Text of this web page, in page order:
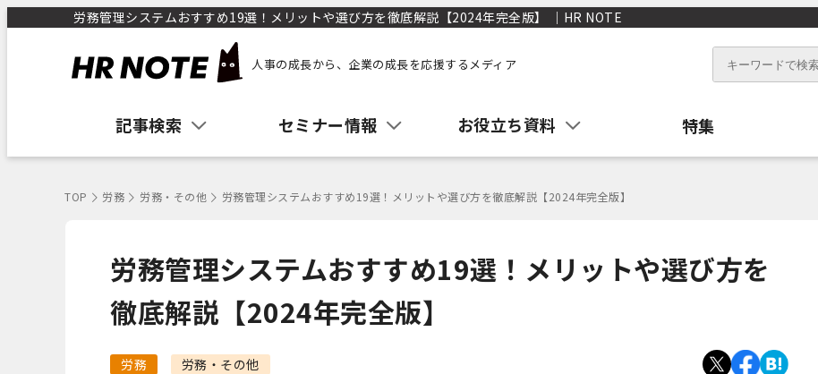
労務管理システムおすすめ19選！メリットや選び方を徹底解説【2024年完全版】 ｜HR NOTE
人事の成長から、企業の成長を応援するメディア
記事検索 セミナー情報 お役立ち資料 特集
TOP 労務 労務・その他 労務管理システムおすすめ19選！メリットや選び方を徹底解説【2024年完全版】
労務管理システムおすすめ19選！メリットや選び方を
徹底解説【2024年完全版】
労務 労務・その他